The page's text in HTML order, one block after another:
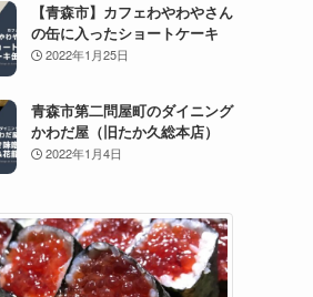
【青森市】カフェわやわやさん
の缶に入ったショートケーキ
2022年1月25日
青森市第二問屋町のダイニング
かわだ屋（旧たか久総本店）
2022年1月4日